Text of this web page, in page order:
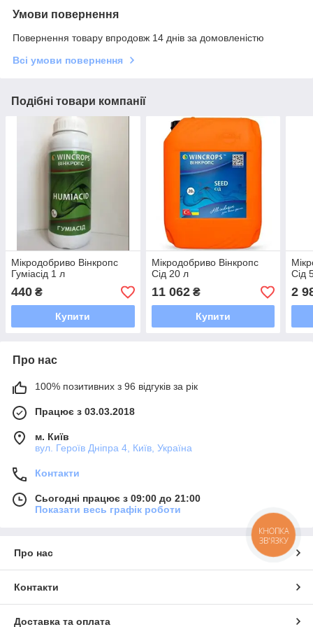
Умови повернення
Повернення товару впродовж 14 днів за домовленістю
Всі умови повернення
Подібні товари компанії
Мікродобриво Вінкропс
Гуміасід 1 л
440 ₴
Купити
Мікродобриво Вінкропс
Сід 20 л
11 062₴
Купити
Сід
2
Про нас
100% позитивних з 96 відгуків за рік
Працює з 03.03.2018
м. Київ
вул. Героїв Дніпра 4, Київ, Україна
Контакти
Сьогодні працює з 09:00 до 21:00
Показати весь графік роботи
Про нас
Контакти
Доставка та оплата
КНОПКА
ЗВ'ЯЗКУ